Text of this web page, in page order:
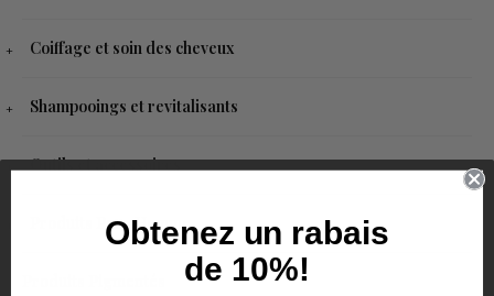
Coiffage et soin des cheveux
Shampooings et revitalisants
Outils et accessoires
Produits Pour Homme
Obtenez un rabais
de 10%!